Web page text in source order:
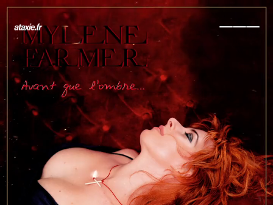
← Retour
Ajouter à ma collection Ajouter à ma wishlist